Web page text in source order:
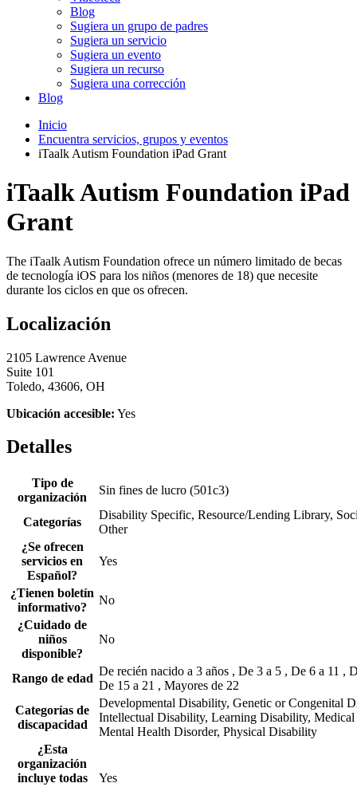
Blog
Sugiera un grupo de padres
Sugiera un servicio
Sugiera un evento
Sugiera un recurso
Sugiera una corrección
Blog
Inicio
Encuentra servicios, grupos y eventos
iTaalk Autism Foundation iPad Grant
iTaalk Autism Foundation iPad
Grant
The iTaalk Autism Foundation ofrece un número limitado de becas
de tecnología iOS para los niños (menores de 18) que necesite
durante los ciclos en que os ofrecen.
Localización
2105 Lawrence Avenue
Suite 101
Toledo, 43606, OH
Ubicación accesible: Yes
Detalles
Tipo de
organización
Sin fines de lucro (501c3)
Categorías
Disability Specific, Resource/Lending Library,
Other
¿Se ofrecen
servicios en
Español?
Yes
¿Tienen boletín
informativo?
No
¿Cuidado de
niños
disponible?
No
Rango de edad
De recién nacido a 3 años , De 3 a 5 , De 6 a 11 ,
De 15 a 21 , Mayores de 22
Categorías de
discapacidad
Developmental Disability, Genetic or Congenital
Intellectual Disability, Learning Disability,
Mental Health Disorder, Physical Disability
¿Esta
organización
incluye todas
Yes